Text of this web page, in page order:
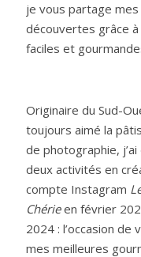
je vous partage
découvertes grâce
faciles et
Originaire du Sud-
toujours aimé la
de photographie,
deux activités en
compte Instagram
Chérieen février
2024 : l’occasion de
mes meilleures